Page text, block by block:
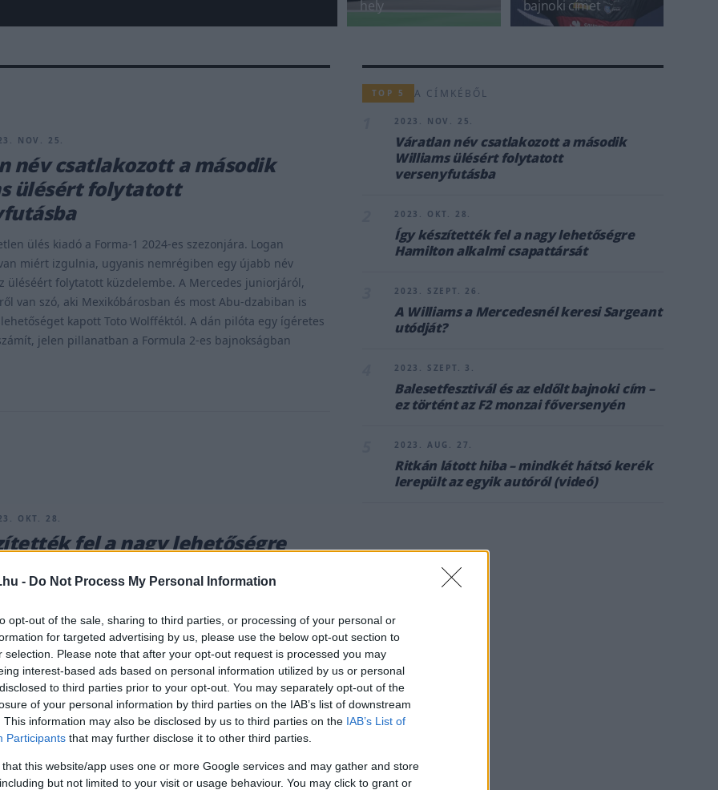
- Do Not Process My Personal Information
opt-out of the sale, sharing to third parties, or processing of your personal or
for targeted advertising by us, please use the below opt-out section to
selection. Please note that after your opt-out request is processed you may
interest-based ads based on personal information utilized by us or personal
to third parties prior to your opt-out. You may separately opt-out of the
of your personal information by third parties on the IAB’s list of downstream
This information may also be disclosed by us to third parties on the IAB’s List of
Participants that may further disclose it to other third parties.
that this website/app uses one or more Google services and may gather and store
but not limited to your visit or usage behaviour. You may click to grant or
hely bajnoki címet
NOV. 25.
név csatlakozott a második
ülésért folytatott
ülés kiadó a Forma-1 2024-es szezonjára. Logan
miért izgulnia, ugyanis nemrégiben egy újabb név
üléséért folytatott küzdelembe. A Mercedes juniorjáról,
van szó, aki Mexikóbárosban és most Abu-dzabiban is
kapott Toto Wolfféktól. A dán pilóta egy ígéretes
jelen pillanatban a Formula 2-es bajnokságban
OKT. 28.
fel a nagy lehetőségre
beugró Vestivel.
TOP 5 A CÍMKÉBŐL
2023. NOV. 25.
Váratlan név csatlakozott a második
Williams ülésért folytatott
versenyfutásba
2023. OKT. 28.
Így készítették fel a nagy lehetőségre
Hamilton alkalmi csapattársát
2023. SZEPT. 26.
A Williams a Mercedesnél keresi Sargeant
utódját?
2023. SZEPT. 3.
Balesetfesztivál és az eldőlt bajnoki cím –
ez történt az F2 monzai főversenyén
2023. AUG. 27.
Ritkán látott hiba – mindkét hátsó kerék
lerepült az egyik autóról (videó)